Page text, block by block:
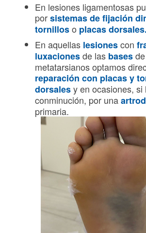
En lesiones ligamentosas
porsistemas de fijación
tornilloso placas dorsales.
En aquellas lesionescon
luxacionesde las bases
metatarsianos optamos
reparación con placas y
dorsalesy en ocasiones, si
conminución, por una
primaria.